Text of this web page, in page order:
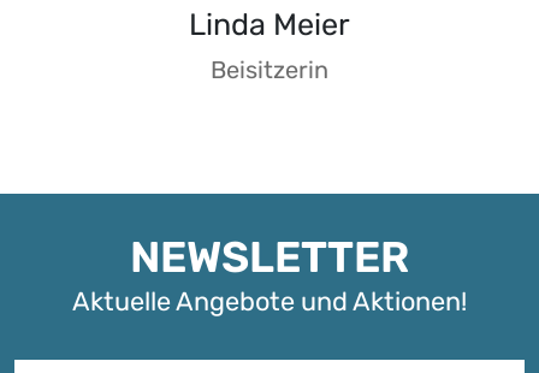
Linda Meier
Beisitzerin
NEWSLETTER
Aktuelle Angebote und Aktionen!